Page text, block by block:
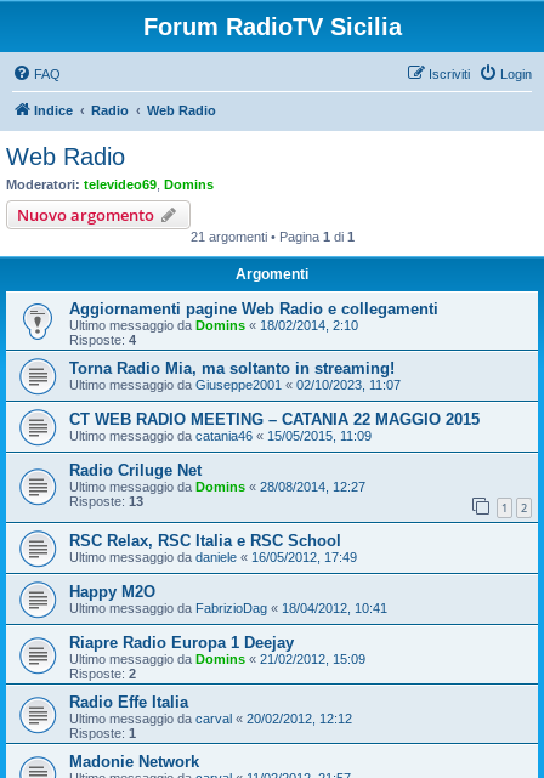
Forum RadioTV Sicilia
FAQ Login
Iscriviti
Indice Radio Web Radio
Web Radio
Moderatori: televideo69 Domins
Nuovo argomento
21 argomenti • Pagina 1 di 1
Argomenti
Aggiornamenti pagine Web Radio e collegamenti
Ultimo messaggio da Domins « 18/02/2014, 2:10
Risposte: 4
Torna Radio Mia, ma soltanto in streaming!
Ultimo messaggio da Giuseppe2001 « 02/10/2023, 11:07
CT WEB RADIO MEETING – CATANIA 22 MAGGIO 2015
Ultimo messaggio da catania46 « 15/05/2015, 11:09
Radio Criluge Net
Ultimo messaggio da Domins « 28/08/2014, 12:27
Risposte: 13 1 2
RSC Relax, RSC Italia e RSC School
Ultimo messaggio da daniele « 16/05/2012, 17:49
Happy M2O
Ultimo messaggio da FabrizioDag « 18/04/2012, 10:41
Riapre Radio Europa 1 Deejay
Ultimo messaggio da Domins « 21/02/2012, 15:09
Risposte: 2
Radio Effe Italia
Ultimo messaggio da carval « 20/02/2012, 12:12
Risposte: 1
Madonie Network